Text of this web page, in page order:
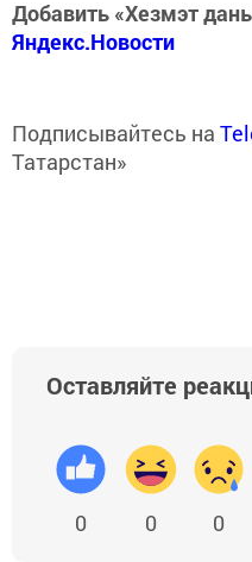
Добавить «Хезмэт
Яндекс.Новости
Подписывайтесь на
Татарстан»
Оставляйте
0 0 0